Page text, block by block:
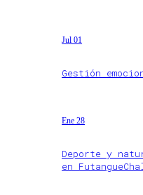
Jul 01
Gestión
Ene 28
Deporte y
en